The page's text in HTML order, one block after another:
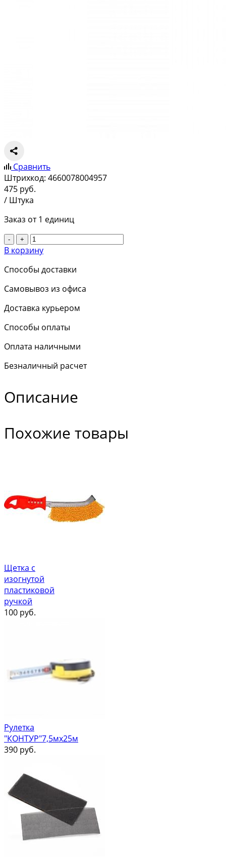
Сравнить
Штрихкод: 4660078004957
475 руб.
/ Штука
Заказ от 1 единиц
- +
В корзину
Способы доставки
Самовывоз из офиса
Доставка курьером
Способы оплаты
Оплата наличными
Безналичный расчет
Описание
Похожие товары
Щетка с
изогнутой
пластиковой
ручкой
100 руб.
Рулетка
"КОНТУР"7,5мх25м
390 руб.